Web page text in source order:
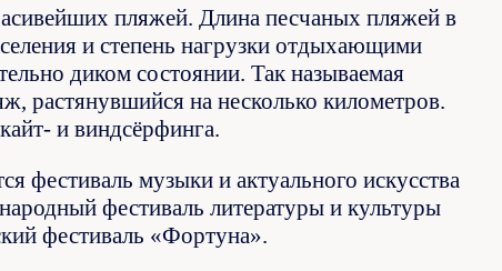
пляжей. Длина песчаных пляжей в
и степень нагрузки отдыхающими
диком состоянии. Так называемая
растянувшийся на несколько километров.
и виндсёрфинга.
фестиваль музыки и актуального искусства
фестиваль литературы и культуры
фестиваль «Фортуна».